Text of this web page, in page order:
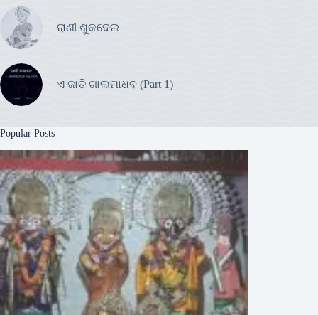
ରାଣୀ ଶୁକଦେଇ
ଏ ଜାତି ଗାଲମାଧବ (Part 1)
Popular Posts